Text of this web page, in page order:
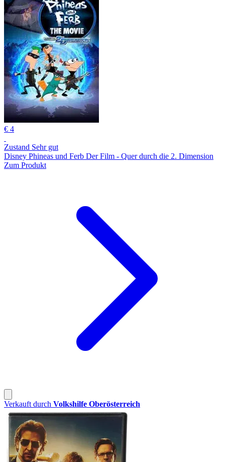
€ 4
Zustand Sehr gut
Disney Phineas und Ferb Der Film - Quer durch die 2. Dimension
Zum Produkt
Verkauft durch Volkshilfe Oberösterreich